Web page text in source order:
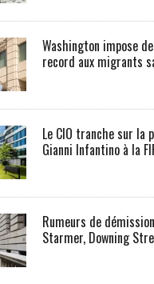
Washington impose
record aux migrants
Le CIO tranche sur la
Gianni Infantino à la
Rumeurs de
Starmer, Downing